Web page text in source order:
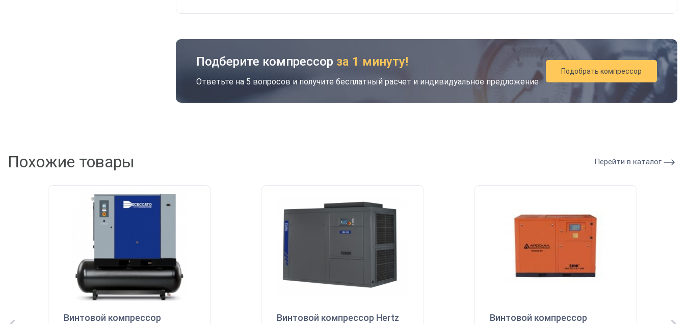
Подберите компрессор за 1 минуту!
Ответьте на 5 вопросов и получите бесплатный расчет и индивидуальное предложение
Подобрать компрессор
Похожие товары Перейти в каталог
Винтовой компрессор
Винтовой компрессор Hertz
Винтовой компрессор
Скидка будет забронирована на введенный
Ваш номер телефона
Рассчитать стоимость доставки